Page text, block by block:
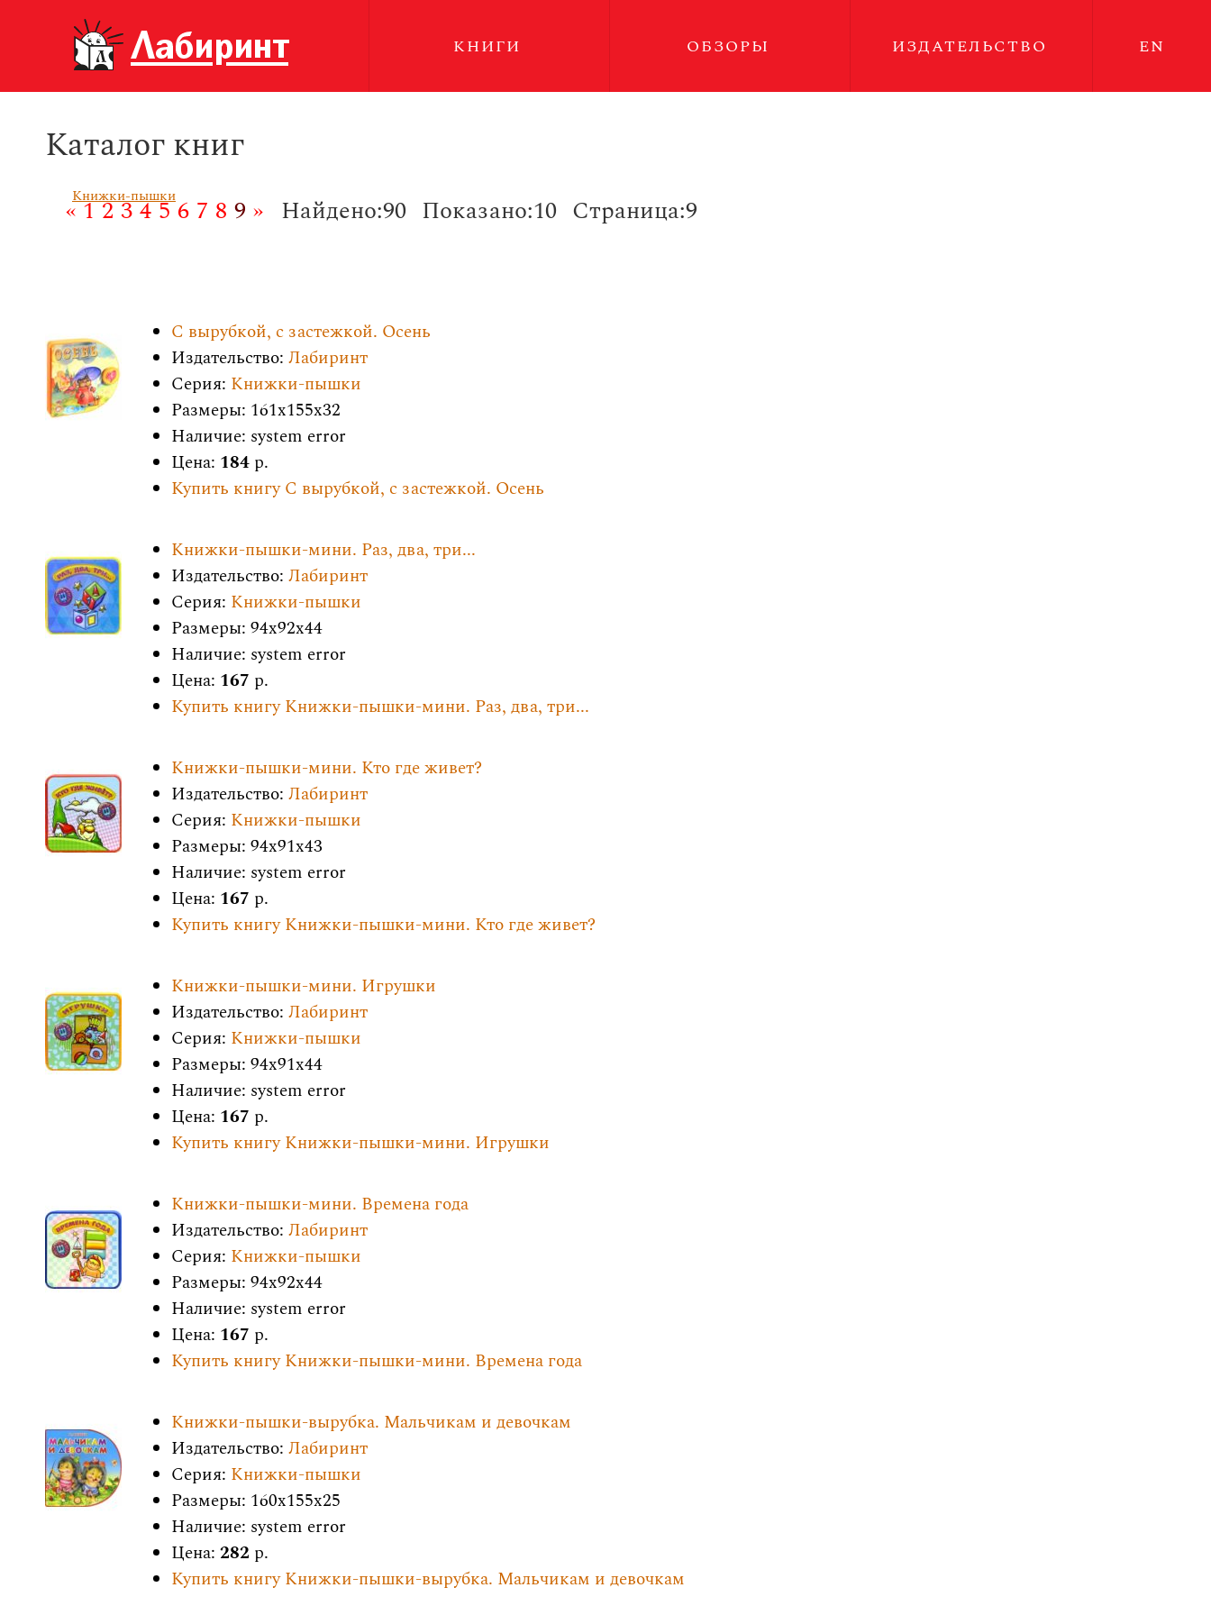
КНИГИ ОБЗОРЫ ИЗДАТЕЛЬСТВО EN
Каталог книг
Книжки-пышки Найдено:90 Показано:10 Страница:9
« 1 2 3 4 5 6 7 8 9 »
С вырубкой, с застежкой. Осень
Издательство: Лабиринт
Серия: Книжки-пышки
Размеры: 161x155x32
Наличие: system error
Цена: 184 р.
Купить книгу С вырубкой, с застежкой. Осень
Книжки-пышки-мини. Раз, два, три...
Издательство: Лабиринт
Серия: Книжки-пышки
Размеры: 94x92x44
Наличие: system error
Цена: 167 р.
Купить книгу Книжки-пышки-мини. Раз, два, три...
Книжки-пышки-мини. Кто где живет?
Издательство: Лабиринт
Серия: Книжки-пышки
Размеры: 94x91x43
Наличие: system error
Цена: 167 р.
Купить книгу Книжки-пышки-мини. Кто где живет?
Книжки-пышки-мини. Игрушки
Издательство: Лабиринт
Серия: Книжки-пышки
Размеры: 94x91x44
Наличие: system error
Цена: 167 р.
Купить книгу Книжки-пышки-мини. Игрушки
Книжки-пышки-мини. Времена года
Издательство: Лабиринт
Серия: Книжки-пышки
Размеры: 94x92x44
Наличие: system error
Цена: 167 р.
Купить книгу Книжки-пышки-мини. Времена года
Книжки-пышки-вырубка. Мальчикам и девочкам
Издательство: Лабиринт
Серия: Книжки-пышки
Размеры: 160x155x25
Наличие: system error
Цена: 282 р.
Купить книгу Книжки-пышки-вырубка. Мальчикам и девочкам